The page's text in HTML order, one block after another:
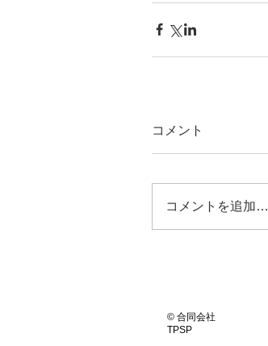
コメント
コメントを追加…
© 合同会社
TPSP